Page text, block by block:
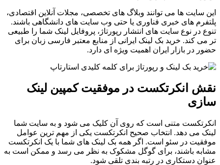
این سایت ها می توانند وبلاگ های تخصصی، مجلات آنلاین اقتصادی،
پلتفرم های خبری فناوری یا حتی وب سایت های دانشگاهی باشند.
تنوع در نوع سایت های انتشار رپورتاژ، پروفایل لینک شما را طبیعی
تر می کند. خرید بک لینک ایرانی از منابع معتبر فارسی زبان برای
حضور در بازار ایران اهمیت ویژه ای دارد.
نقش انکرتکست در موفقیت کمپین لینک
سازی
انکرتکست متنی است که روی آن کلیک می شود و به سایت شما
لینک می دهد. انتخاب صحیح انکرتکست یکی از مهم ترین عوامل
موفقیت در سئو است. اگر همه بک لینک های شما با یک انکرتکست
مشابه باشند، برای گوگل مشکوک به نظر می رسد و ممکن است به
عنوان دستکاری در رتبه بندی تلقی شود.